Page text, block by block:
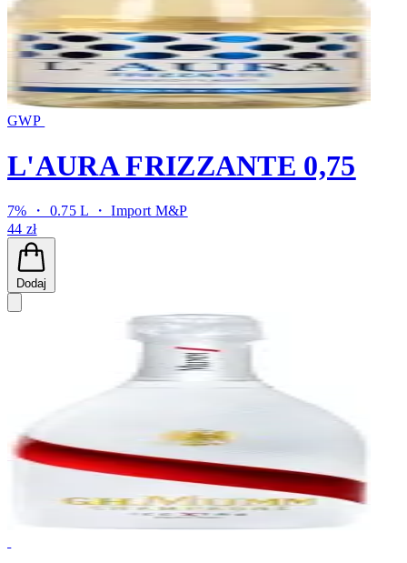
GWP
L'AURA FRIZZANTE 0,75
7% ・ 0.75 L ・Import M&P
44 zł
Dodaj